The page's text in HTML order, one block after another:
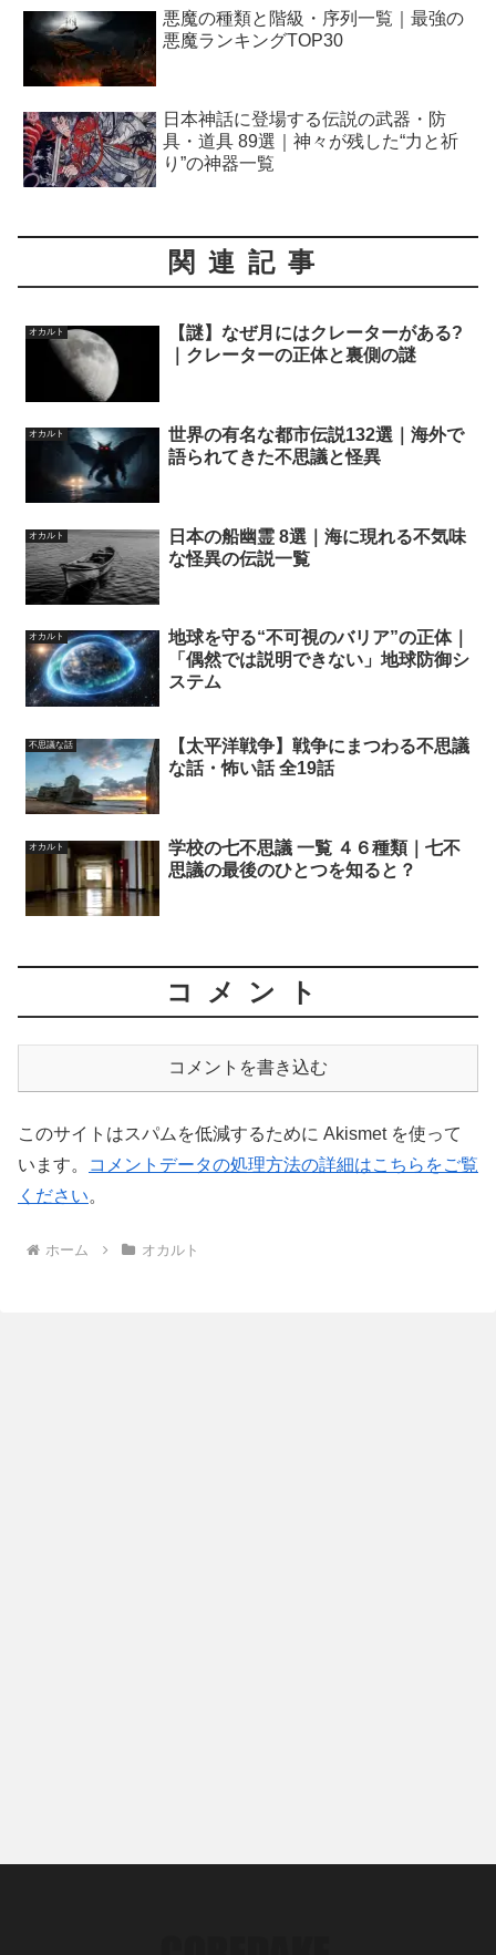
悪魔の種類と階級・序列一覧｜最強の
悪魔ランキングTOP30
日本神話に登場する伝説の武器・防
具・道具 89選｜神々が残した“力と祈
り”の神器一覧
関連記事
オカルト
【謎】なぜ月にはクレーターがある?
｜クレーターの正体と裏側の謎
オカルト
世界の有名な都市伝説132選｜海外で
語られてきた不思議と怪異
オカルト
日本の船幽霊 8選｜海に現れる不気味
な怪異の伝説一覧
オカルト
地球を守る“不可視のバリア”の正体｜
「偶然では説明できない」地球防御シ
ステム
不思議な話
【太平洋戦争】戦争にまつわる不思議
な話・怖い話 全19話
オカルト
学校の七不思議 一覧 ４６種類｜七不
思議の最後のひとつを知ると？
コメント
コメントを書き込む
このサイトはスパムを低減するために Akismet を使って
います。
コメントデータの処理方法の詳細はこちらをご覧
ください。
ホーム オカルト